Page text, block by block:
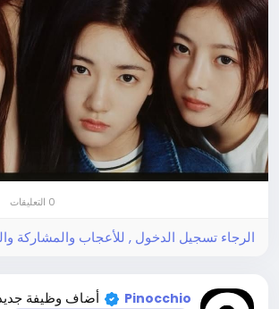
الرجاء تسجيل الدخول , للأعجاب والمشاركة
Pinocchio أضاف وظيفة